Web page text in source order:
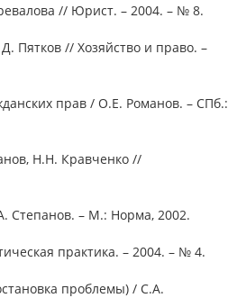
// Юрист. – 2004. – № 8.
Пятков // Хозяйство и право. –
прав / О.Е. Романов. – СПб.:
Н.Н. Кравченко //
Степанов. – М.: Норма, 2002.
практика. – 2004. – № 4.
проблемы) / С.А.